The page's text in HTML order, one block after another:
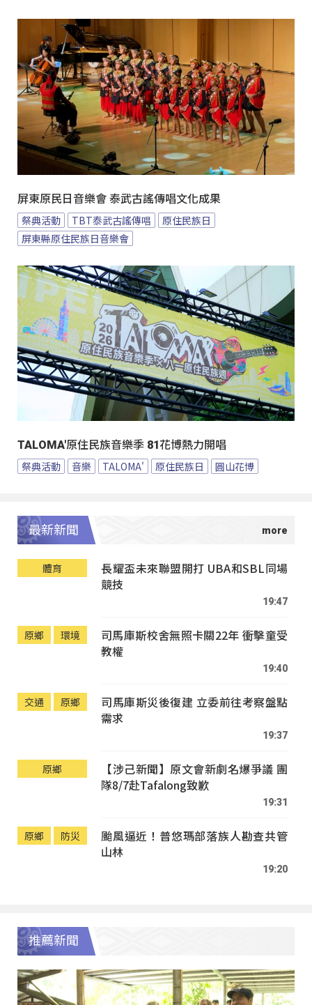
屏東原民日音樂會 泰武古謠傳唱文化成果
祭典活動 TBT泰武古謠傳唱
原住民族日
屏東縣原住民族日音樂會
TALOMA'原住民族音樂季 81花博熱力開唱
祭典活動 音樂 TALOMA' 原住民族日 圓山花博
最新新聞
體育
長耀盃未來聯盟開打 UBA和SBL同場
競技
19:47
原鄉 環境
司馬庫斯校舍無照卡關22年 衝擊童受
教權
19:40
交通 原鄉
司馬庫斯災後復建 立委前往考察盤點
需求
19:37
原鄉
【涉己新聞】原文會新劇名爆爭議 團
隊8/7赴Tafalong致歉
19:31
原鄉 防災
颱風逼近！普悠瑪部落族人勘查共管
山林
19:20
推薦新聞